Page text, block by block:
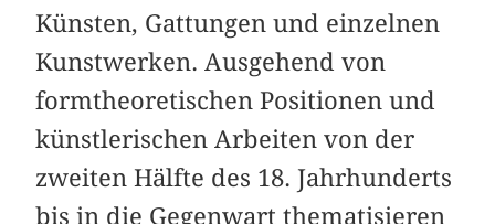
Künsten, Gattungen und einzelnen
Kunstwerken. Ausgehend von
formtheoretischen Positionen und
künstlerischen Arbeiten von der
zweiten Hälfte des 18. Jahrhunderts
bis in die Gegenwart thematisieren